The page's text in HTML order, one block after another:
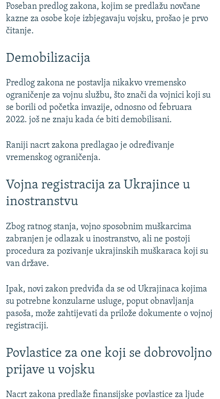
Poseban predlog zakona, kojim se predlažu novčane
kazne za osobe koje izbjegavaju vojsku, prošao je prvo
čitanje.
Demobilizacija
Predlog zakona ne postavlja nikakvo vremensko
ograničenje za vojnu službu, što znači da vojnici koji su
se borili od početka invazije, odnosno od februara
2022. još ne znaju kada će biti demobilisani.
Raniji nacrt zakona predlagao je određivanje
vremenskog ograničenja.
Vojna registracija za Ukrajince u
inostranstvu
Zbog ratnog stanja, vojno sposobnim muškarcima
zabranjen je odlazak u inostranstvo, ali ne postoji
procedura za pozivanje ukrajinskih muškaraca koji su
van države.
Ipak, novi zakon predviđa da se od Ukrajinaca kojima
su potrebne konzularne usluge, poput obnavljanja
pasoša, može zahtijevati da prilože dokumente o vojnoj
registraciji.
Povlastice za one koji se dobrovoljno
prijave u vojsku
Nacrt zakona predlaže finansijske povlastice za ljude